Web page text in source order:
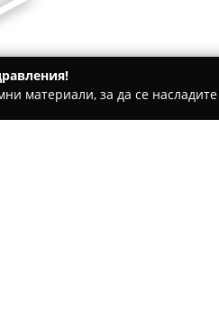
материали, за да се